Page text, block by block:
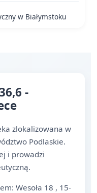
w Białymstoku
-
zlokalizowana w
Podlaskie.
i prowadzi
Wesoła 18 , 15-